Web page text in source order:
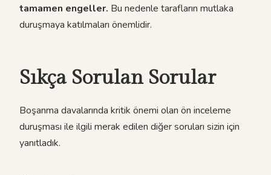
tamamen engeller. Bu nedenle tarafların mutlaka
duruşmaya katılmaları önemlidir.
Sıkça Sorulan Sorular
Boşanma davalarında kritik önemi olan ön inceleme
duruşması ile ilgili merak edilen diğer soruları sizin için
yanıtladık.